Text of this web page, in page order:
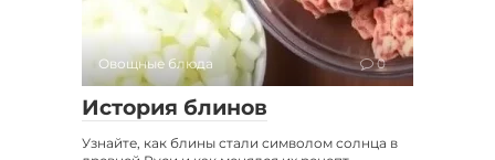
Овощные блюда 0
История блинов
Узнайте, как блины стали символом солнца в